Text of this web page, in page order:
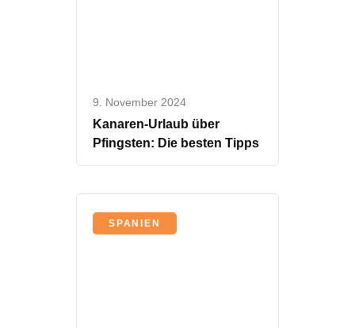
9. November 2024
Kanaren-Urlaub über
Pfingsten: Die besten Tipps
SPANIEN